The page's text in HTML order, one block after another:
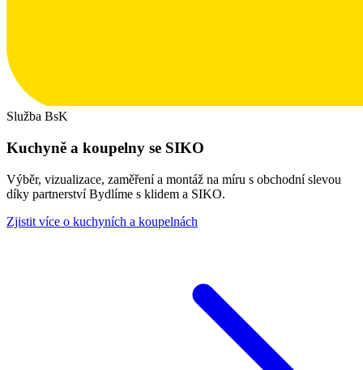
Služba BsK
Kuchyně a koupelny se SIKO
Výběr, vizualizace, zaměření a montáž na míru s obchodní slevou
díky partnerství Bydlíme s klidem a SIKO.
Zjistit více o kuchyních a koupelnách